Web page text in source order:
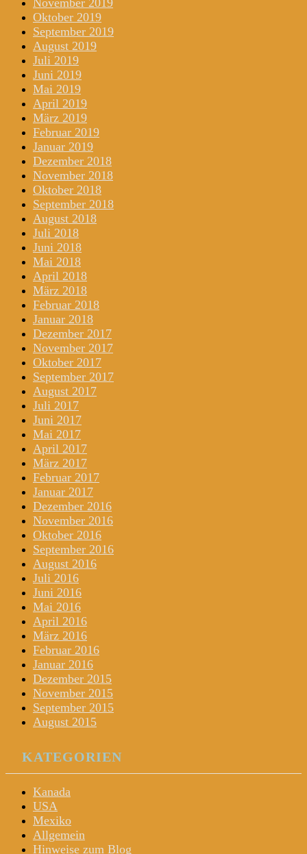
November 2019
Oktober 2019
September 2019
August 2019
Juli 2019
Juni 2019
Mai 2019
April 2019
März 2019
Februar 2019
Januar 2019
Dezember 2018
November 2018
Oktober 2018
September 2018
August 2018
Juli 2018
Juni 2018
Mai 2018
April 2018
März 2018
Februar 2018
Januar 2018
Dezember 2017
November 2017
Oktober 2017
September 2017
August 2017
Juli 2017
Juni 2017
Mai 2017
April 2017
März 2017
Februar 2017
Januar 2017
Dezember 2016
November 2016
Oktober 2016
September 2016
August 2016
Juli 2016
Juni 2016
Mai 2016
April 2016
März 2016
Februar 2016
Januar 2016
Dezember 2015
November 2015
September 2015
August 2015
KATEGORIEN
Kanada
USA
Mexiko
Allgemein
Hinweise zum Blog